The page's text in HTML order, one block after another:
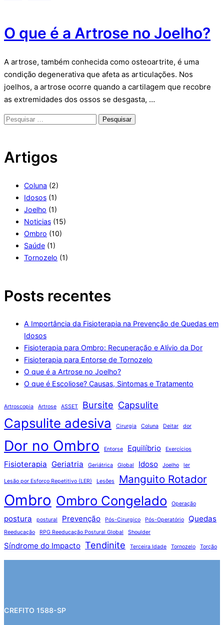
O que é a Artrose no Joelho?
A artrose, também conhecida como osteoartrite, é uma
condição degenerativa que afeta as articulações. Nos
joelhos, a artrose ocorre quando a cartilagem que recobre
as extremidades dos ossos se desgasta, …
Pesquisar
Artigos
Coluna (2)
Idosos (1)
Joelho (1)
Noticias (15)
Ombro (10)
Saúde (1)
Tornozelo (1)
Posts recentes
A Importância da Fisioterapia na Prevenção de Quedas em
Idosos
Fisioterapia para Ombro: Recuperação e Alívio da Dor
Fisioterapia para Entorse de Tornozelo
O que é a Artrose no Joelho?
O que é Escoliose? Causas, Sintomas e Tratamento
Artroscopia Artrose ASSET Bursite Capsulite
Capsulite adesiva Cirurgia Coluna Deitar dor
Dor no Ombro Entorse Equilíbrio Exercícios
Fisioterapia Geriatria Geriátrica Global Idoso Joelho ler
Lesão por Esforço Repetitivo (LER) Lesões Manguito Rotador
Ombro Ombro Congelado Operação
postura postural Prevenção Pós-Cirurgico Pós-Operatório Quedas
Reeducação RPG Reeducação Postural Global Shoulder
Síndrome do Impacto Tendinite Terceira Idade Tornozelo Torção
CREFITO 1588-SP